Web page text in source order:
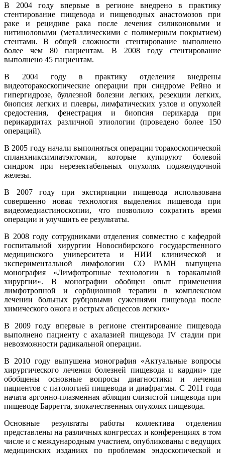
В 2004 году впервые в регионе внедрено в практику
стентирование пищевода и пищеводных анастомозов при
раке и рецидиве рака после лечения силиконовыми и
нитиноловыми (металлическими с полимерным покрытием)
стентами. В общей сложности стентирование выполнено
более чем 80 пациентам. В 2008 году стентирование
выполнено 45 пациентам.
В 2004 году в практику отделения внедрены
видеоторакоскопические операции при синдроме Рейно и
гипергидрозе, буллезной болезни легких, резекции легких,
биопсия легких и плевры, лимфатических узлов и опухолей
средостения, фенестрация и биопсия перикарда при
перикардитах различной этиологии (проведено более 150
операций).
В 2005 году начали выполняться операции торакоскопической
спланхниксимпатэктомии, которые купируют болевой
синдром при нерезектабельных опухолях поджелудочной
железы.
В 2007 году при экстирпации пищевода использована
совершенно новая технология выделения пищевода при
видеомедиастиноскопии, что позволило сократить время
операции и улучшить ее результаты.
В 2008 году сотрудниками отделения совместно с кафедрой
госпитальной хирургии Новосибирского государственного
медицинского университета и НИИ клинической и
экспериментальной лимфологии СО РАМН выпущена
монография «Лимфотропные технологии в торакальной
хирургии». В монографии обобщен опыт применения
лимфотропной и сорбционной терапии в комплексном
лечении больных рубцовыми сужениями пищевода после
химического ожога и острых абсцессов легких»
В 2009 году впервые в регионе стентирование пищевода
выполнено пациенту с ахалазией пищевода IV стадии при
невозможности радикальной операции.
В 2010 году выпушена монография «Актуальные вопросы
хирургического лечения болезней пищевода и кардии» где
обобщены основные вопросы диагностики и лечения
пациентов с патологией пищевода и диафрагмы. С 2011 года
начата аргонно-плазменная абляция слизистой пищевода при
пищеводе Барретта, злокачественных опухолях пищевода.
Основные результаты работы коллектива отделения
представлены на различных конгрессах и конференциях в том
числе и с международным участием, опубликованы с ведущих
медицинских изданиях по проблемам эндоскопической и